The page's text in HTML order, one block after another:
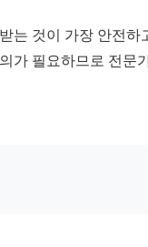
는 것이 가장 안전하
가 필요하므로 전문